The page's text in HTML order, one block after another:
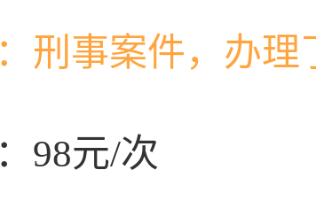
刑事案件，办理
98元/次